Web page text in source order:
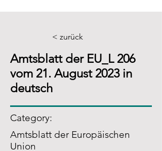
< zurück
Amtsblatt der EU_L 206
vom 21. August 2023 in
deutsch
Category:
Amtsblatt der Europäischen
Union